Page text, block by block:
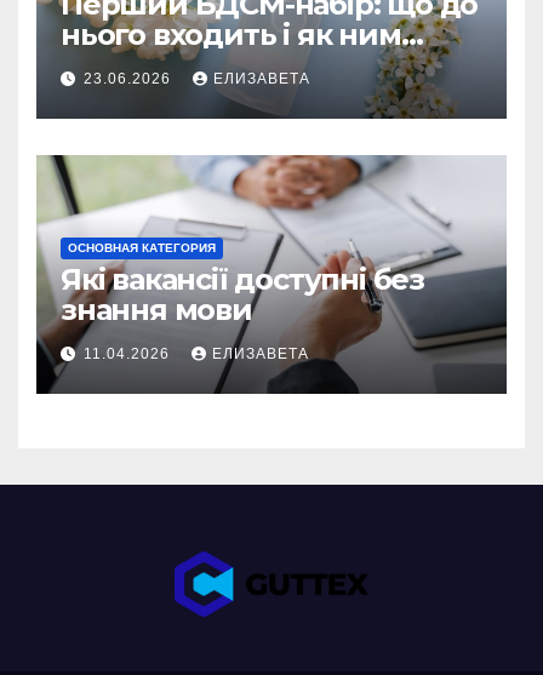
нього входить і як ним
користуватися
23.06.2026 ЕЛИЗАВЕТА
ОСНОВНАЯ КАТЕГОРИЯ
Які вакансії доступні без
знання мови
11.04.2026 ЕЛИЗАВЕТА